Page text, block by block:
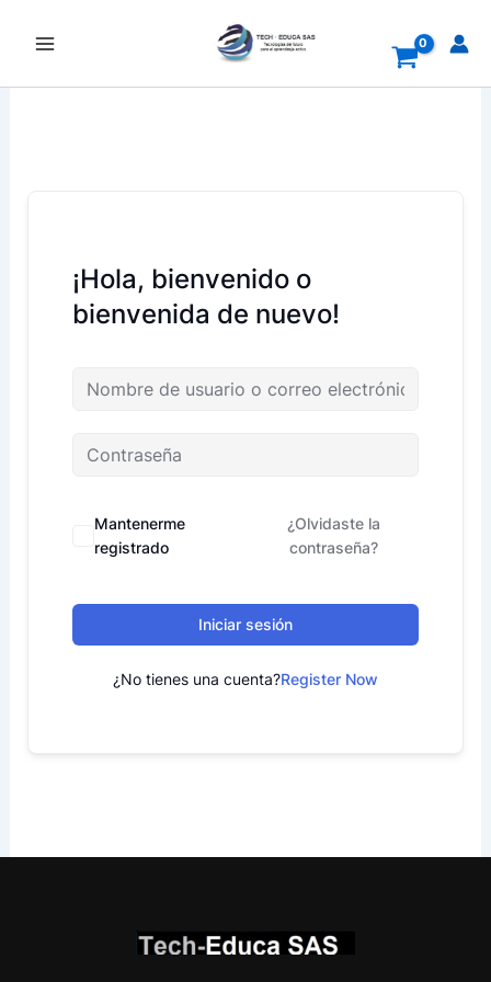
¡Hola, bienvenido o
bienvenida de nuevo!
Mantenerme
registrado
¿Olvidaste la
contraseña?
Iniciar sesión
¿No tienes una cuenta?Register Now